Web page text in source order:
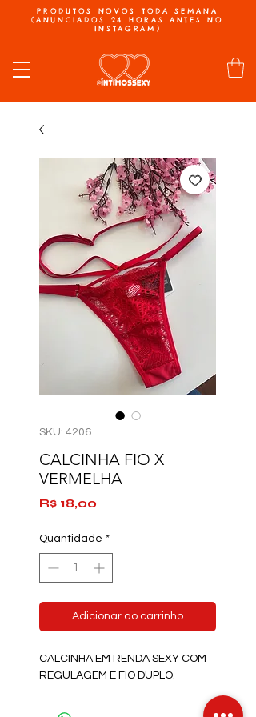
PRODUTOS NOVOS TODA SEMANA
(ANUNCIADOS 24 HORAS ANTES NO
INSTAGRAM)
SKU: 4206
CALCINHA FIO X
VERMELHA
R$ 18,00
Quantidade *
Adicionar ao carrinho
CALCINHA EM RENDA SEXY COM
REGULAGEM E FIO DUPLO.